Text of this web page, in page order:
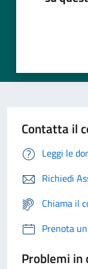
Contatta il
Leggi le
Richiedi
Chiama il
Prenota
Problemi in